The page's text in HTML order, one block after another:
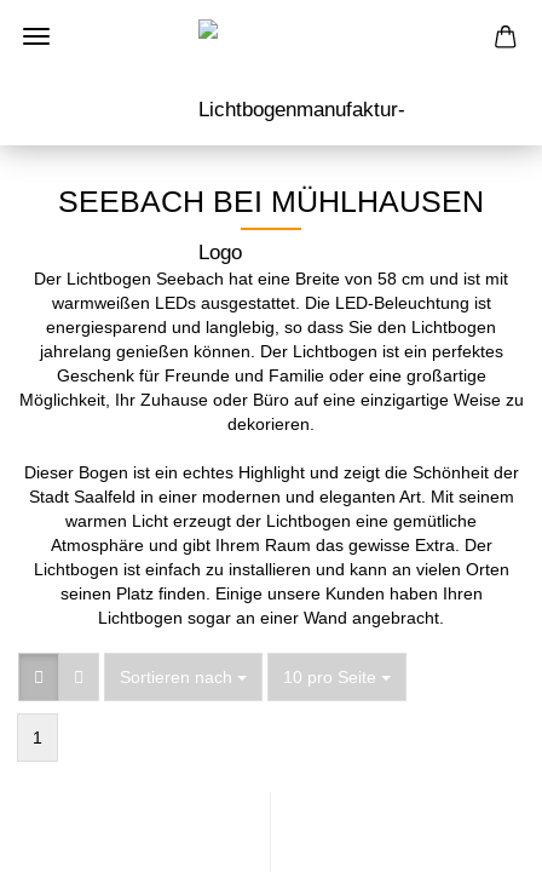
SEEBACH BEI MÜHLHAUSEN
Der Lichtbogen Seebach hat eine Breite von 58 cm und ist mit
warmweißen LEDs ausgestattet. Die LED-Beleuchtung ist
energiesparend und langlebig, so dass Sie den Lichtbogen
jahrelang genießen können. Der Lichtbogen ist ein perfektes
Geschenk für Freunde und Familie oder eine großartige
Möglichkeit, Ihr Zuhause oder Büro auf eine einzigartige Weise zu
dekorieren.
Dieser Bogen ist ein echtes Highlight und zeigt die Schönheit der
Stadt Saalfeld in einer modernen und eleganten Art. Mit seinem
warmen Licht erzeugt der Lichtbogen eine gemütliche
Atmosphäre und gibt Ihrem Raum das gewisse Extra. Der
Lichtbogen ist einfach zu installieren und kann an vielen Orten
seinen Platz finden. Einige unsere Kunden haben Ihren
Lichtbogen sogar an einer Wand angebracht.
Sortieren nach
Sortieren nach 10 pro Seite
pro Seite
1